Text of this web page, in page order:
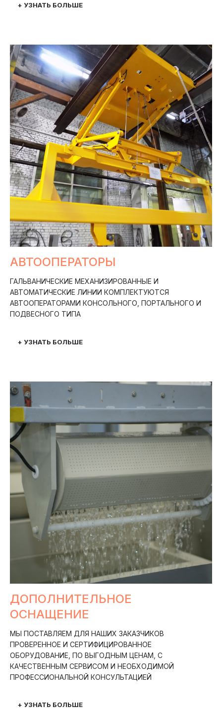
+ УЗНАТЬ БОЛЬШЕ
АВТООПЕРАТОРЫ
ГАЛЬВАНИЧЕСКИЕ МЕХАНИЗИРОВАННЫЕ И
АВТОМАТИЧЕСКИЕ ЛИНИИ КОМПЛЕКТУЮТСЯ
АВТООПЕРАТОРАМИ КОНСОЛЬНОГО, ПОРТАЛЬНОГО И
ПОДВЕСНОГО ТИПА
+ УЗНАТЬ БОЛЬШЕ
ДОПОЛНИТЕЛЬНОЕ
ОСНАЩЕНИЕ
МЫ ПОСТАВЛЯЕМ ДЛЯ НАШИХ ЗАКАЗЧИКОВ
ПРОВЕРЕННОЕ И СЕРТИФИЦИРОВАННОЕ
ОБОРУДОВАНИЕ, ПО ВЫГОДНЫМ ЦЕНАМ, С
КАЧЕСТВЕННЫМ СЕРВИСОМ И НЕОБХОДИМОЙ
ПРОФЕССИОНАЛЬНОЙ КОНСУЛЬТАЦИЕЙ
+ УЗНАТЬ БОЛЬШЕ